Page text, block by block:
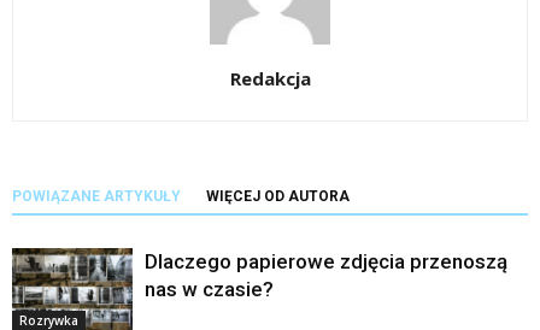
Redakcja
POWIĄZANE ARTYKUŁY WIĘCEJ OD AUTORA
Rozrywka
Dlaczego papierowe zdjęcia przenoszą
nas w czasie?